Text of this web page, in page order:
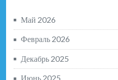
Май 2026
Февраль 2026
Декабрь 2025
Июнь 2025